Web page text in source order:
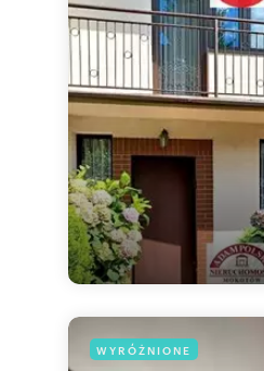
WYRÓŻNIONE